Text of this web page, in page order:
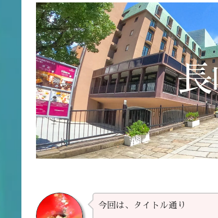
今回は、タイトル通り